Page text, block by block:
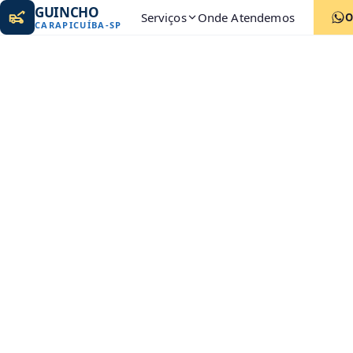
GUINCHO
CARAPICUÍBA-SP Serviços Onde Atendemos